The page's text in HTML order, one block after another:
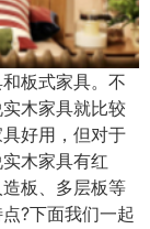
板式家具。不
木家具就比较
好用，但对于
木家具有红
板、多层板等
?下面我们一起